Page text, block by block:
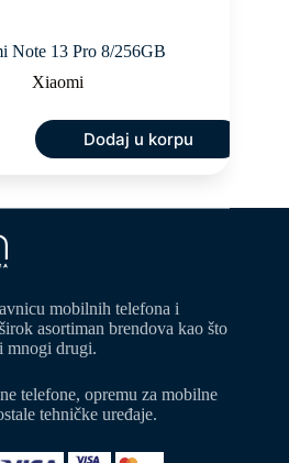
Note 13 Pro 8/256GB
Xiaomi
Dodaj u korpu
mobilnih telefona i
asortiman brendova kao što
mnogi drugi.
telefone, opremu za mobilne
tehničke uređaje.